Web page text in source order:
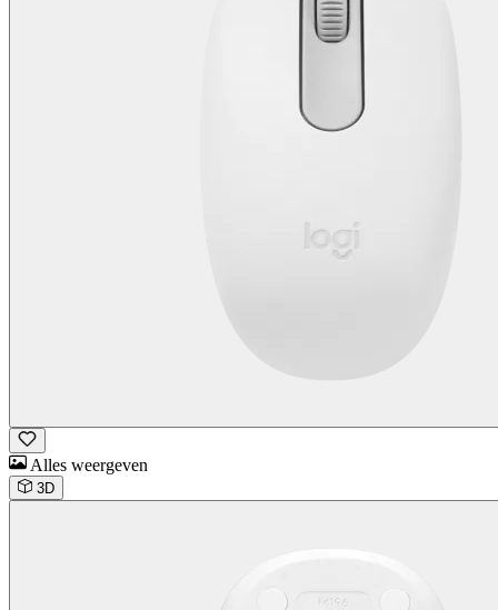
Alles weergeven
3D